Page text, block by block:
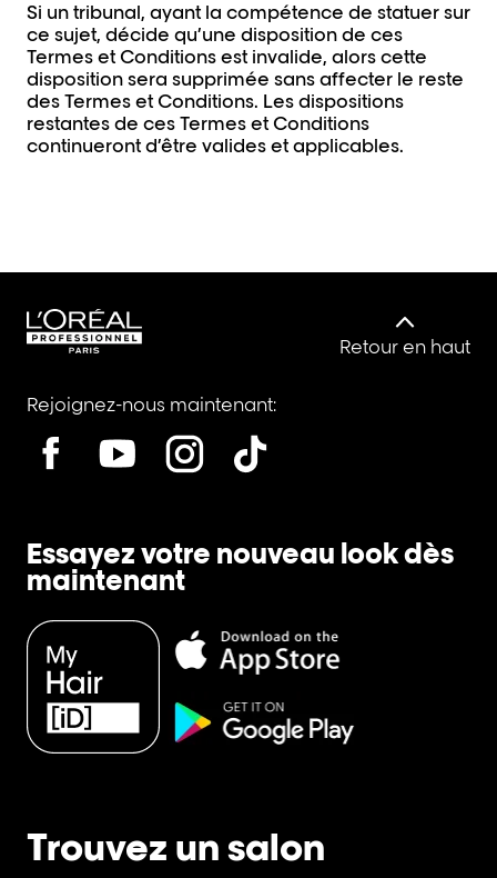
Si un tribunal, ayant la compétence de statuer sur
ce sujet, décide qu’une disposition de ces
Termes et Conditions est invalide, alors cette
disposition sera supprimée sans affecter le reste
des Termes et Conditions. Les dispositions
restantes de ces Termes et Conditions
continueront d’être valides et applicables.
Retour en haut
Rejoignez-nous maintenant:
Essayez votre nouveau look dès
maintenant
Trouvez un salon